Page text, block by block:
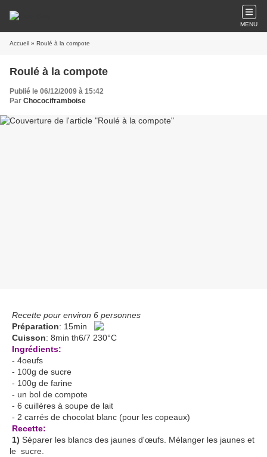
MENU
Accueil » Roulé à la compote
Roulé à la compote
Publié le 06/12/2009 à 15:42
Par Chocociframboise
Recette pour environ 6 personnes
Préparation: 15min
Cuisson: 8min th6/7 230°C
Ingrédients:
- 4oeufs
- 100g de sucre
- 100g de farine
- un bol de compote
- 6 cuillères à soupe de lait
- 2 carrés de chocolat blanc (pour les copeaux)
Recette:
1) Séparer les blancs des jaunes d'œufs. Mélanger les jaunes et
le sucre.